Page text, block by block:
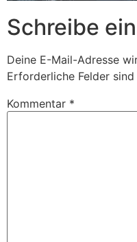
Schreibe
Deine E-Mail-Adresse
Erforderliche Felder
Kommentar *